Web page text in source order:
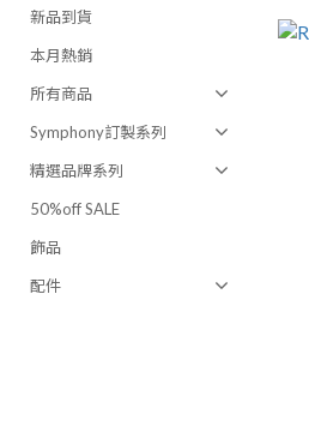
新品到貨
本月熱銷
所有商品
Symphony訂製系列
精選品牌系列
50%off SALE
飾品
配件